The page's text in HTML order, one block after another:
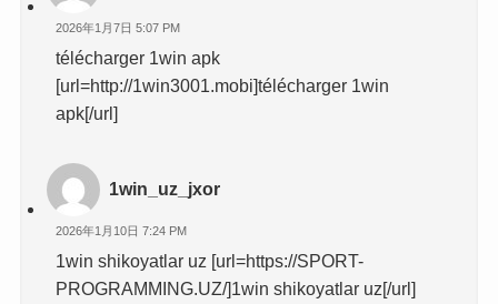
2026年1月7日 5:07 PM
télécharger 1win apk
[url=http://1win3001.mobi]télécharger 1win
apk[/url]
1win_uz_jxor
2026年1月10日 7:24 PM
1win shikoyatlar uz [url=https://SPORT-
PROGRAMMING.UZ/]1win shikoyatlar uz[/url]